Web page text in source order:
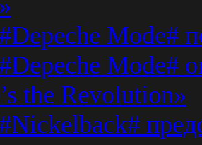
Mode#
Mode#
the Revolution»